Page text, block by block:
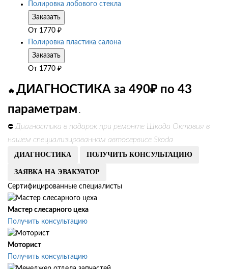
Полировка лобового стекла
Заказать
От 1770 ₽
Полировка пластика салона
Заказать
От 1770 ₽
🔥 ДИАГНОСТИКА за 490₽ по 43
параметрам .
⛔ Диагностика в подарок при ремонте Шкода Октавия в
нашем специализированном автосервисе Skoda
ДИАГНОСТИКА ПОЛУЧИТЬ КОНСУЛЬТАЦИЮ
ЗАЯВКА НА ЭВАКУАТОР
Сертифицированные специалисты
Мастер слесарного цеха
Получить консультацию
Моторист
Получить консультацию